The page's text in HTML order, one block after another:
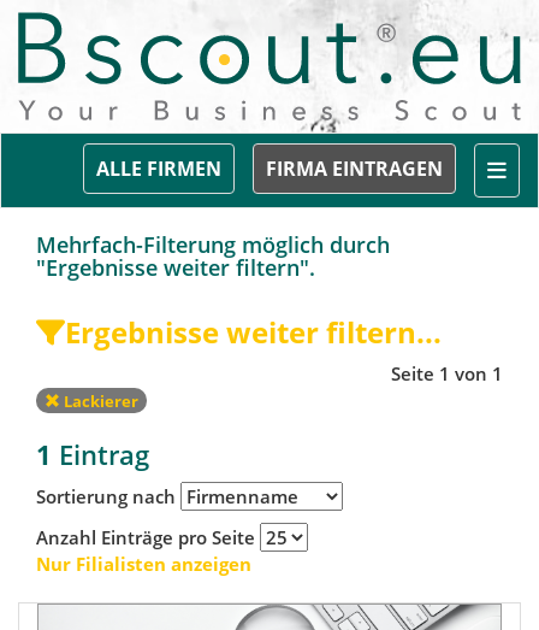
FIRMA EINTRAGEN
ALLE FIRMEN
Mehrfach-Filterung möglich durch
"Ergebnisse weiter filtern".
Ergebnisse weiter filtern...
Seite 1 von 1
Lackierer
1 Eintrag
Sortierung nach
Anzahl Einträge pro Seite
Nur Filialisten anzeigen